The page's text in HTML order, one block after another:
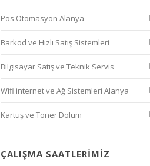
Pos Otomasyon Alanya
Barkod ve Hızlı Satış Sistemleri
Bilgisayar Satış ve Teknik Servis
Wifi internet ve Ağ Sistemleri Alanya
Kartuş ve Toner Dolum
ÇALIŞMA SAATLERIMIZ